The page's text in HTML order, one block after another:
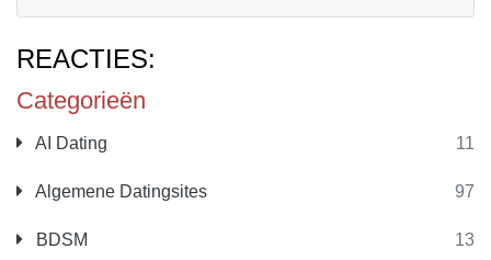
Categorieën
AI Dating 11
Algemene Datingsites 97
BDSM 13
REACTIES: